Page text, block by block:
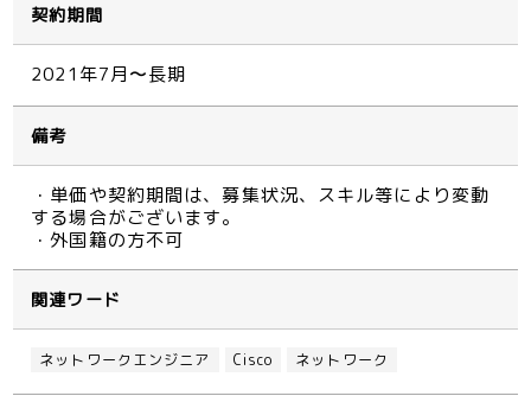
契約期間
2021年7月〜長期
備考
・単価や契約期間は、募集状況、スキル等により変動
する場合がございます。
・外国籍の方不可
関連ワード
ネットワークエンジニア Cisco ネットワーク